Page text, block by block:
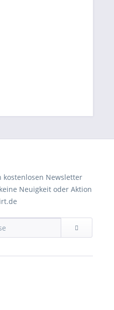
kostenlosen Newsletter
Neuigkeit oder Aktion